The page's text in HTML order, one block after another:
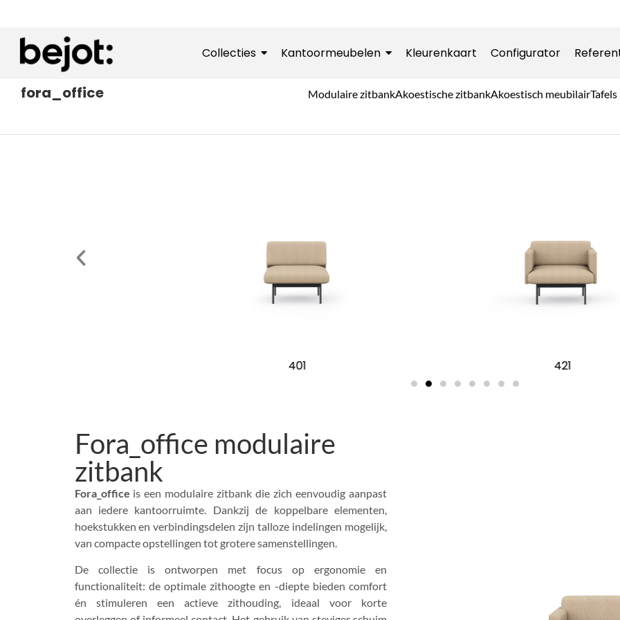
Collecties Kantoormeubelen Kleurenkaart Configurator
fora_office Modulaire zitbankAkoestische zitbankAkoestisch meubilairTafels
Fora_office modulaire
zitbank
Fora_office is een modulaire zitbank die zich eenvoudig aanpast
aan iedere kantoorruimte. Dankzij de koppelbare elementen,
hoekstukken en verbindingsdelen zijn talloze indelingen mogelijk,
van compacte opstellingen tot grotere samenstellingen.
De collectie is ontworpen met focus op ergonomie en
functionaliteit: de optimale zithoogte en -diepte bieden comfort
én stimuleren een actieve zithouding, ideaal voor korte